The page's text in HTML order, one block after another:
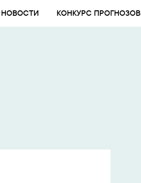
НОВОСТИ КОНКУРС ПРОГНОЗОВ